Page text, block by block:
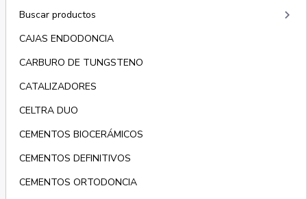
Buscar productos keyboard_arrow_right
CAJAS ENDODONCIA
CARBURO DE TUNGSTENO
CATALIZADORES
CELTRA DUO
CEMENTOS BIOCERÁMICOS
CEMENTOS DEFINITIVOS
CEMENTOS ORTODONCIA